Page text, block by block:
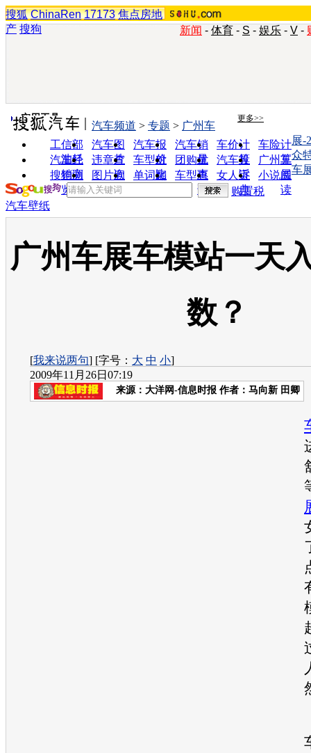
搜狐 ChinaRen 17173 焦点房地
产 搜狗 新闻 - 体育 - S - 娱乐 - V -
实用工具 更多>>
工信部
油耗
汽车图
片
汽车报
价
汽车销
量
车价计
算
车险计
算
汽车经
销商
违章查
询
车型对
比
团购优
惠
汽车投
诉
广州车
展
搜狗浏
览器
图片欣
赏
单词翻
车型查
询
女人宝
典
小说阅
读
汽车频道 > 专题 > 广州车
展-
众
车
购置税
汽车壁纸
广州车展车模站一天
数？
[我来说两句] [字号： 大 中 小]
2009年11月26日07:19
来源： 大洋网-信息时报 作者：马向新 田卿